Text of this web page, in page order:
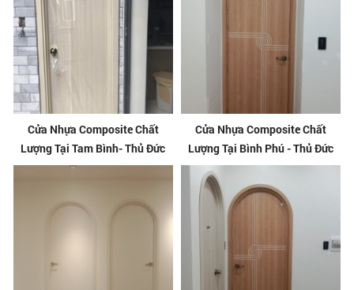
Cửa Nhựa Composite Chất
Lượng Tại Tam Bình- Thủ Đức
Cửa Nhựa Composite Chất
Lượng Tại Bình Phú - Thủ Đức